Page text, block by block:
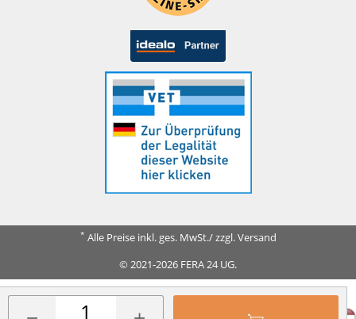
* Alle Preise inkl. ges. MwSt./ zzgl. Versand
© 2021-2026 FERA 24 UG.
FERA INTERNATIONAL: